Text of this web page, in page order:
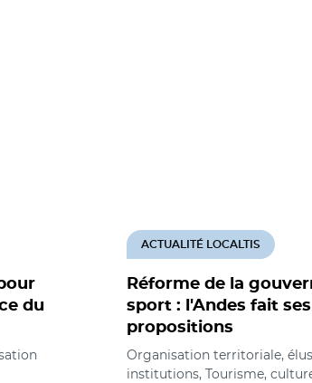
du
Réforme de la
sport : l'Andes fait ses
propositions
ACTUALITÉ LOCALTIS
Organisation territoriale,
institutions, Tourisme,